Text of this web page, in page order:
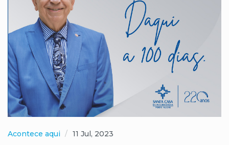
Acontece aqui 11 Jul, 2023